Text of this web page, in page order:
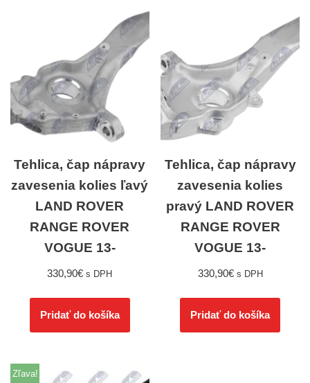
Tehlica, čap nápravy
zavesenia kolies ľavý
LAND ROVER
RANGE ROVER
VOGUE 13-
330,90€ s DPH
Pridať do košíka
Tehlica, čap nápravy
zavesenia kolies
pravý LAND ROVER
RANGE ROVER
VOGUE 13-
330,90€ s DPH
Pridať do košíka
Zľava!